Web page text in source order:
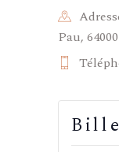
Pau, 64000